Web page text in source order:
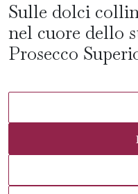
Sulle dolci
nel cuore dello
Prosecco